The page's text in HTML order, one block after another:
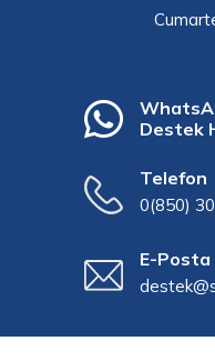
Destek
Telefon
0(850)
E-Posta